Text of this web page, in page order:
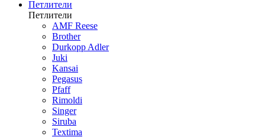
Петлители
Петлители
AMF Reese
Brother
Durkopp Adler
Juki
Kansai
Pegasus
Pfaff
Rimoldi
Singer
Siruba
Textima